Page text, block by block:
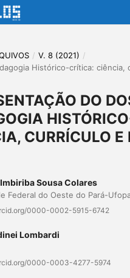
/ V. 8 (2021) /
Histórico-crítica: ciência,
DO
CURRÍCULO E
Sousa Colares
Federal do Oeste do Pará-
0000-0002-5915-6742
Lombardi
0000-0003-4277-5974